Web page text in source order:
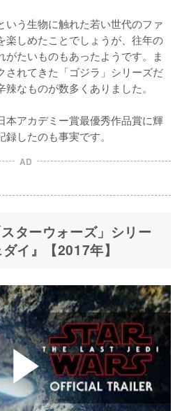
いう生物に触れた若い世代のファ
楽しめたことでしょうが、往年の
がたいものもあったようです。ま
されてきた「ゴジラ」シリーズだ
なものが数多くありました。
本アカデミー賞最優秀作品賞に輝
したのも事実です。
AD
ターウォーズ」シリー
イ』【2017年】